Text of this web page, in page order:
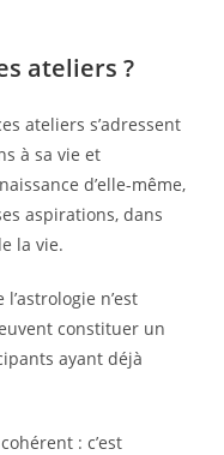
ateliers ?
ateliers s’adressent
à sa vie et
d’elle-même,
aspirations, dans
la vie.
n’est
constituer un
ayant déjà
: c’est